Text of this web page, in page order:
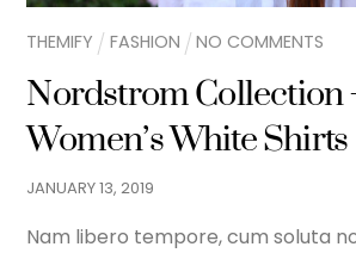
THEMIFY FASHION NO COMMENTS
Nordstrom Collection
Women’s White Shirts
JANUARY13,2019
Nam libero tempore, cum soluta